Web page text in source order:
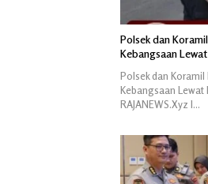
Polsek dan
Kebangsaan
Polsek dan
Kebangsaan Lewat
RAJANEWS.Xyz l…